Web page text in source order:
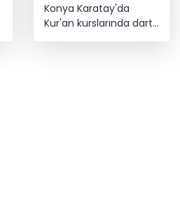
Konya Karatay'da
Kur'an kurslarında dart